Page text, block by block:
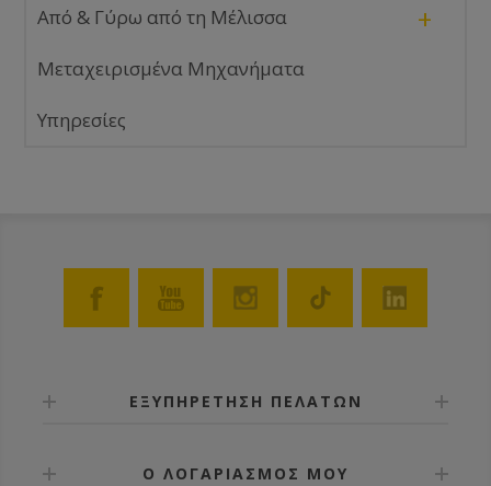
Από & Γύρω από τη Μέλισσα +
Μεταχειρισμένα Μηχανήματα
Υπηρεσίες
ΕΞΥΠΗΡΕΤΗΣΗ ΠΕΛΑΤΩΝ
Ο ΛΟΓΑΡΙΑΣΜΟΣ ΜΟΥ